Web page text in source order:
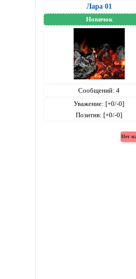
Лара 01
Новичок
Сообщений: 4
Уважение: [+0/-0]
Позитив: [+0/-0]